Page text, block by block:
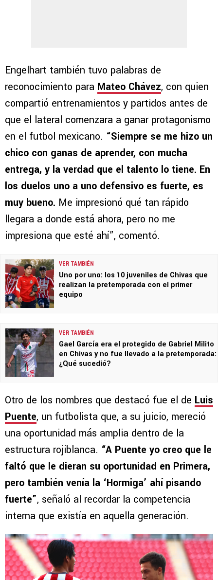
Engelhart también tuvo palabras de
reconocimiento para Mateo Chávez, con quien
compartió entrenamientos y partidos antes de
que el lateral comenzara a ganar protagonismo
en el futbol mexicano. “Siempre se me hizo un
chico con ganas de aprender, con mucha
entrega, y la verdad que el talento lo tiene. En
los duelos uno a uno defensivo es fuerte, es
muy bueno. Me impresionó qué tan rápido
llegara a donde está ahora, pero no me
impresiona que esté ahí”, comentó.
VER TAMBIÉN
Uno por uno: los 10 juveniles de Chivas que
realizan la pretemporada con el primer
equipo
VER TAMBIÉN
Gael García era el protegido de Gabriel Milito
en Chivas y no fue llevado a la pretemporada:
¿Qué sucedió?
Otro de los nombres que destacó fue el de Luis
Puente, un futbolista que, a su juicio, mereció
una oportunidad más amplia dentro de la
estructura rojiblanca. “A Puente yo creo que le
faltó que le dieran su oportunidad en Primera,
pero también venía la ‘Hormiga’ ahí pisando
fuerte”, señaló al recordar la competencia
interna que existía en aquella generación.